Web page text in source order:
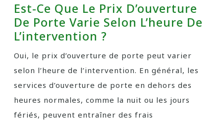
Est-Ce Que Le Prix D’ouverture
De Porte Varie Selon L’heure De
L’intervention ?
Oui, le prix d’ouverture de porte peut varier
selon l’heure de l’intervention. En général, les
services d’ouverture de porte en dehors des
heures normales, comme la nuit ou les jours
fériés, peuvent entraîner des frais